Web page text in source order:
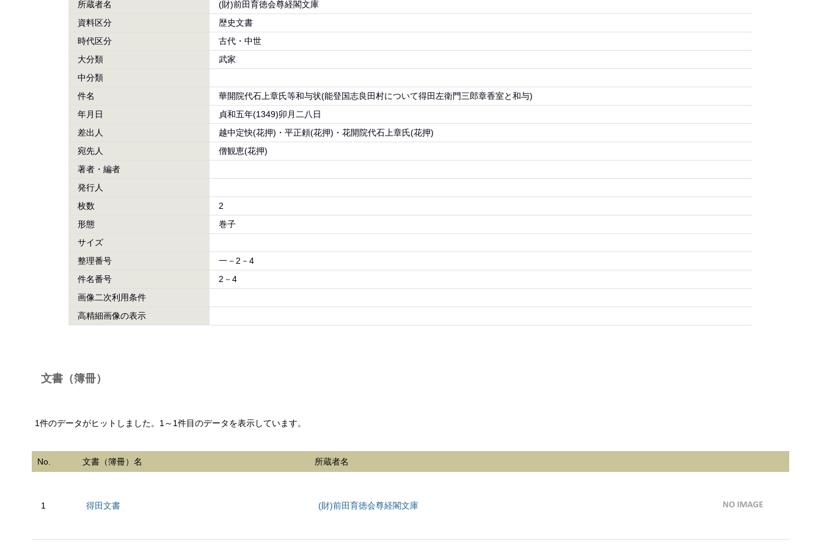
所蔵者名
(財)前田育徳会尊経閣文庫
資料区分
歴史文書
時代区分
古代・中世
大分類
武家
中分類
件名
華開院代石上章氏等和与状(能登国志良田村について得田左衛門三郎章香室と和与)
年月日
貞和五年(1349)卯月二八日
差出人
越中定快(花押)・平正頼(花押)・花開院代石上章氏(花押)
宛先人
僧観恵(花押)
著者・編者
発行人
枚数
2
形態
巻子
サイズ
整理番号
一－2－4
件名番号
2－4
画像二次利用条件
高精細画像の表示
文書（簿冊）
1件のデータがヒットしました。1～1件目のデータを表示しています。
No. 文書（簿冊）名 所蔵者名
1 得田文書 (財)前田育徳会尊経閣文庫